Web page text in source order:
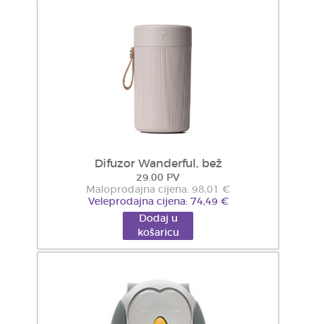
Difuzor Wanderful, bež
29.00 PV
Maloprodajna cijena: 98,01 €
Veleprodajna cijena: 74,49 €
Dodaj u
košaricu